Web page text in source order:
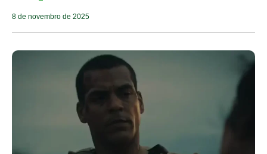
8 de novembro de 2025